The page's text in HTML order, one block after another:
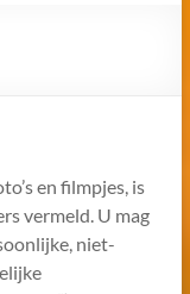
en filmpjes, is
vermeld. U mag
niet-